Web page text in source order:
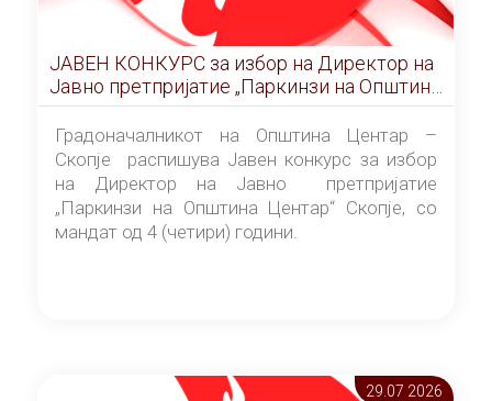
ЈАВЕН КОНКУРС за избор на Директор на
Јавно претпријатие „Паркинзи на Општина
Центар“ – Скопје
Градоначалникот на Општина Центар –
Скопје распишува Јавен конкурс за избор
на Директор на Јавно претпријатие
„Паркинзи на Општина Центар“ Скопје, со
мандат од 4 (четири) години.
29.07 2026